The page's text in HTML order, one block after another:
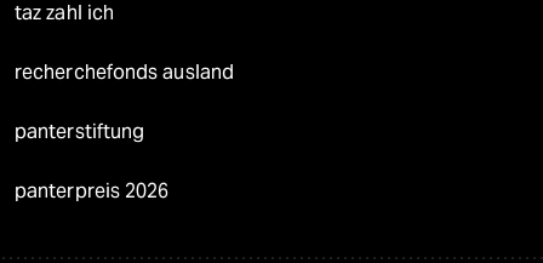
taz zahl ich
recherchefonds ausland
panterstiftung
panterpreis 2026